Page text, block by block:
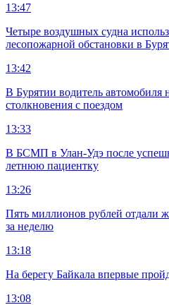
13:47
Четыре воздушных судна
лесопожарной обстановки в
13:42
В Бурятии водитель автомобиля
столкновения с поездом
13:33
В БСМП в Улан-Удэ после
летнюю пациентку
13:26
Пять миллионов рублей отдали
за неделю
13:18
На берегу Байкала впервые
13:08